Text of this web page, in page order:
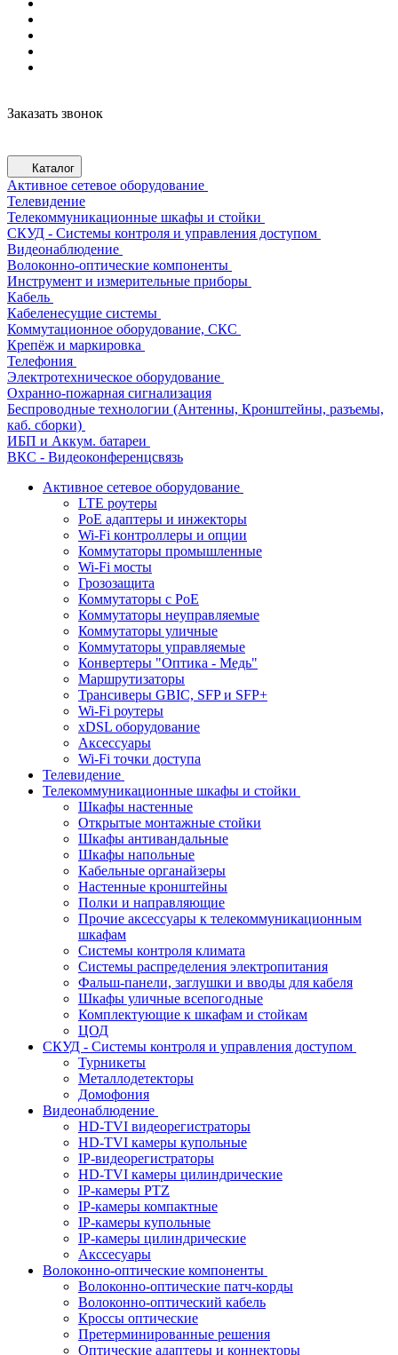
Заказать звонок
Каталог
Активное сетевое оборудование
Телевидение
Телекоммуникационные шкафы и стойки
СКУД - Системы контроля и управления доступом
Видеонаблюдение
Волоконно-оптические компоненты
Инструмент и измерительные приборы
Кабель
Кабеленесущие системы
Коммутационное оборудование, СКС
Крепёж и маркировка
Телефония
Электротехническое оборудование
Охранно-пожарная сигнализация
Беспроводные технологии (Антенны, Кронштейны, разъемы,
каб. сборки)
ИБП и Аккум. батареи
ВКС - Видеоконференцсвязь
Активное сетевое оборудование
LTE роутеры
PoE адаптеры и инжекторы
Wi-Fi контроллеры и опции
Коммутаторы промышленные
Wi-Fi мосты
Грозозащита
Коммутаторы c PoE
Коммутаторы неуправляемые
Коммутаторы уличные
Коммутаторы управляемые
Конвертеры "Оптика - Медь"
Маршрутизаторы
Трансиверы GBIC, SFP и SFP+
Wi-Fi роутеры
xDSL оборудование
Аксессуары
Wi-Fi точки доступа
Телевидение
Телекоммуникационные шкафы и стойки
Шкафы настенные
Открытые монтажные стойки
Шкафы антивандальные
Шкафы напольные
Кабельные органайзеры
Настенные кронштейны
Полки и направляющие
Прочие аксессуары к телекоммуникационным
шкафам
Системы контроля климата
Системы распределения электропитания
Фальш-панели, заглушки и вводы для кабеля
Шкафы уличные всепогодные
Комплектующие к шкафам и стойкам
ЦОД
СКУД - Системы контроля и управления доступом
Турникеты
Металлодетекторы
Домофония
Видеонаблюдение
HD-TVI видеорегистраторы
HD-TVI камеры купольные
IP-видеорегистраторы
HD-TVI камеры цилиндрические
IP-камеры PTZ
IP-камеры компактные
IP-камеры купольные
IP-камеры цилиндрические
Акссесуары
Волоконно-оптические компоненты
Волоконно-оптические патч-корды
Волоконно-оптический кабель
Кроссы оптические
Претерминированные решения
Оптические адаптеры и коннекторы